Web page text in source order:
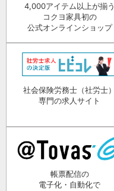
4,000アイテム以上が揃う
コクヨ家具初の
公式オンラインショップ
社会保険労務士（社労士）
専門の求人サイト
帳票配信の
電子化・自動化で